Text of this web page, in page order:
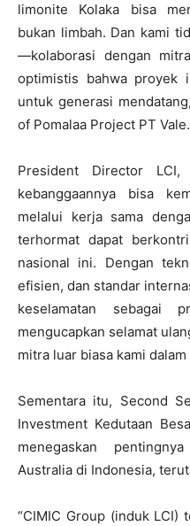
limonite Kolaka bisa
bukan limbah. Dan kami
—kolaborasi dengan
optimistis bahwa proyek
untuk generasi
of Pomalaa Project PT
President Director LCI,
kebanggaannya bisa
melalui kerja sama
terhormat dapat
nasional ini. Dengan
efisien, dan standar
keselamatan sebagai
mengucapkan selamat
mitra luar biasa kami
Sementara itu, Second
Investment Kedutaan
menegaskan
Australia di Indonesia,
“CIMIC Group (induk